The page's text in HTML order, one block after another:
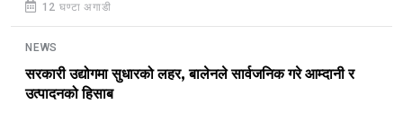
12 घण्टा अगाडी
NEWS
सरकारी उद्योगमा सुधारको लहर, बालेनले सार्वजनिक गरे आम्दानी र
उत्पादनको हिसाब